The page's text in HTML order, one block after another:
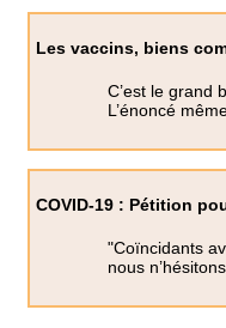
Les vaccins, biens
C’est le grand
L’énoncé
COVID-19 : Pétition
"Coïncidants
nous